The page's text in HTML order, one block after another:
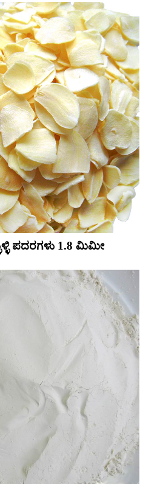
ಪದರಗಳು 1.8 ಮಿಮೀ